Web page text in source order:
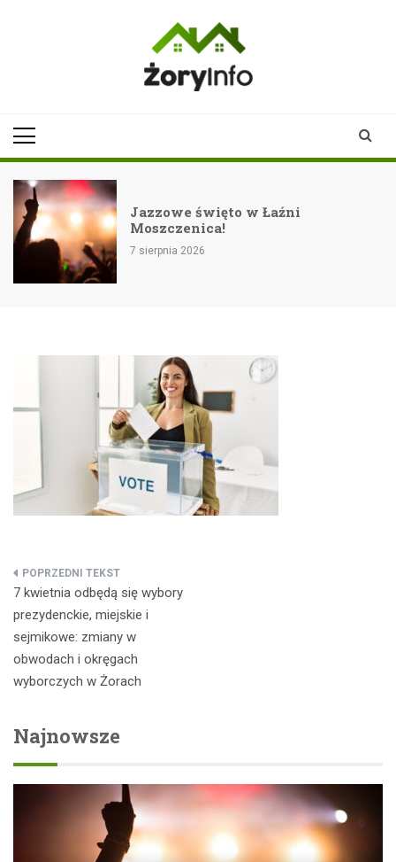
Jazzowe święto w Łaźni
Moszczenica!
7 sierpnia 2026
Nawigacja
wpisu
7 kwietnia odbędą się wybory
prezydenckie, miejskie i
sejmikowe: zmiany w
obwodach i okręgach
wyborczych w Żorach
Najnowsze